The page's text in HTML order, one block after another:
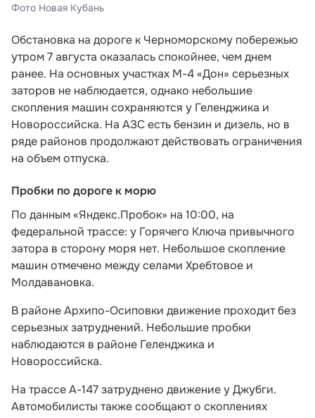
Фото Новая Кубань
Обстановка на дороге к Черноморскому побережью
утром 7 августа оказалась спокойнее, чем днем
ранее. На основных участках М-4 «Дон» серьезных
заторов не наблюдается, однако небольшие
скопления машин сохраняются у Геленджика и
Новороссийска. На АЗС есть бензин и дизель, но в
ряде районов продолжают действовать ограничения
на объем отпуска.
Пробки по дороге к морю
По данным «Яндекс.Пробок» на 10:00, на
федеральной трассе: у Горячего Ключа привычного
затора в сторону моря нет. Небольшое скопление
машин отмечено между селами Хребтовое и
Молдавановка.
В районе Архипо-Осиповки движение проходит без
серьезных затруднений. Небольшие пробки
наблюдаются в районе Геленджика и
Новороссийска.
На трассе А-147 затруднено движение у Джубги.
Автомобилисты также сообщают о скоплениях